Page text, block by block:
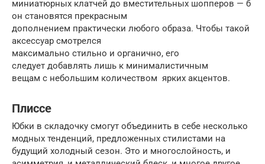
миниатюрных клатчей до вместительных шопперов — б
он становятся прекрасным
дополнением практически любого образа. Чтобы такой
аксессуар смотрелся
максимально стильно и органично, его
следует добавлять лишь к минималистичным
вещам с небольшим количеством ярких акцентов.
Плиссе
Юбки в складочку смогут объединить в себе несколько
модных тенденций, предложенных стилистами на
будущий холодный сезон. Это и многослойность, и